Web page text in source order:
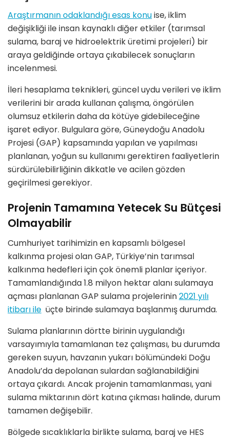
Araştırmanın odaklandığı esas konuise, iklim
değişikliği ile insan kaynaklı diğer etkiler (tarımsal
sulama, baraj ve hidroelektrik üretimi projeleri) bir
araya geldiğinde ortaya çıkabilecek sonuçların
incelenmesi.
İleri hesaplama teknikleri, güncel uydu verileri ve iklim
verilerini bir arada kullanan çalışma,öngörülen
olumsuz etkilerin daha da kötüye gidebileceğine
işaret ediyor. Bulgulara göre, Güneydoğu Anadolu
Projesi (GAP) kapsamında yapılan ve yapılması
planlanan, yoğun su kullanımı gerektiren faaliyetlerin
sürdürülebilirliğinin dikkatle ve acilen gözden
geçirilmesi gerekiyor.
Projenin Tamamına Yetecek Su Bütçesi
Olmayabilir
Cumhuriyet tarihimizin en kapsamlı bölgesel
kalkınma projesi olan GAP, Türkiye’nin tarımsal
kalkınma hedefleri için çokönemli planlar içeriyor.
Tamamlandığında1.8 milyon hektar alanısulamaya
açması planlanan GAP sulama projelerinin2021 yılı
itibarı ile üçte birindesulamaya başlanmış durumda.
Sulama planlarınındörtte birinin uygulandığı
varsayımıyla tamamlanan tez çalışması, bu durumda
gereken suyun, havzanın yukarı bölümündeki Doğu
Anadolu’da depolanan sulardan sağlanabildiğini
ortaya çıkardı. Ancak projenin tamamlanması, yani
sulama miktarının dört katına çıkması halinde, durum
tamamen değişebilir.
Bölgede sıcaklıklarla birlikte sulama, baraj ve HES